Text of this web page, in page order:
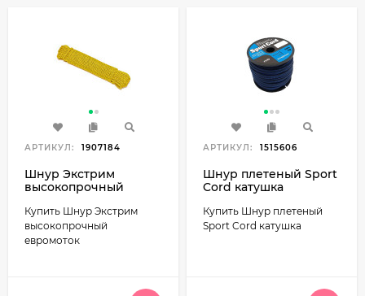
АРТИКУЛ: 1907184
Шнур Экстрим
высокопрочный
Купить Шнур Экстрим
высокопрочный
евромоток
АРТИКУЛ: 1515606
Шнур плетеный Sport
Cord катушка
Купить Шнур плетеный
Sport Cord катушка